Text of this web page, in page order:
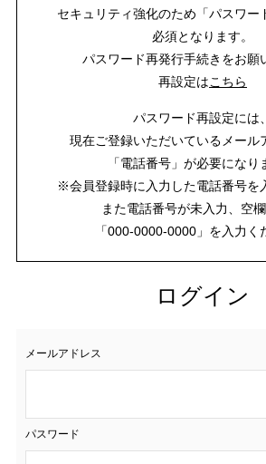
セキュリティ強化のため「パスワー
必須となります。
パスワード再発行手続きをお願
再設定はこちら
パスワード再設定には、
現在ご登録いただいているメール
「電話番号」が必要になり
※会員登録時に入力した電話番号を
また電話番号が未入力、空
「000-0000-0000」を入力く
ログイン
メールアドレス
パスワード